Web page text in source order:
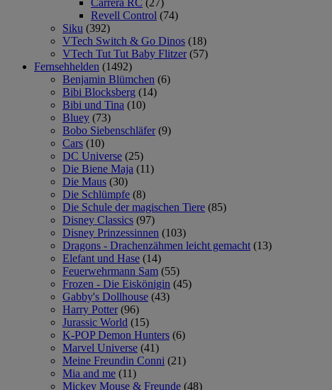
Carrera RC (27)
Revell Control (74)
Siku (392)
VTech Switch & Go Dinos (18)
VTech Tut Tut Baby Flitzer (57)
Fernsehhelden (1492)
Benjamin Blümchen (6)
Bibi Blocksberg (14)
Bibi und Tina (10)
Bluey (73)
Bobo Siebenschläfer (9)
Cars (10)
DC Universe (25)
Die Biene Maja (11)
Die Maus (30)
Die Schlümpfe (8)
Die Schule der magischen Tiere (85)
Disney Classics (97)
Disney Prinzessinnen (103)
Dragons - Drachenzähmen leicht gemacht (13)
Elefant und Hase (14)
Feuerwehrmann Sam (55)
Frozen - Die Eiskönigin (45)
Gabby's Dollhouse (43)
Harry Potter (96)
Jurassic World (15)
K-POP Demon Hunters (6)
Marvel Universe (41)
Meine Freundin Conni (21)
Mia and me (11)
Mickey Mouse & Freunde (48)